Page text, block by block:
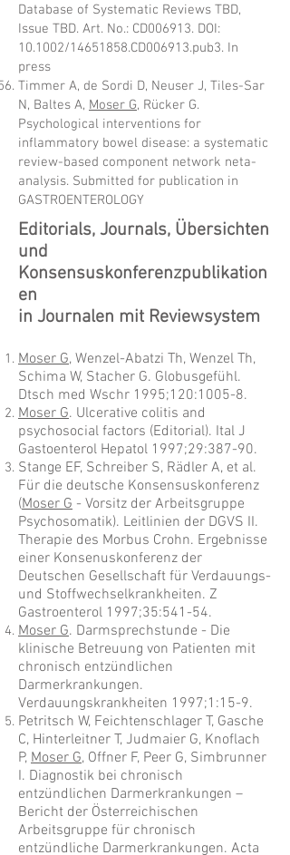
Database of Systematic Reviews TBD,
Issue TBD. Art. No.: CD006913. DOI:
10.1002/14651858.CD006913.pub3. In
press
Timmer A, de Sordi D, Neuser J, Tiles-Sar
N, Baltes A, Moser G, Rücker G.
Psychological interventions for
inflammatory bowel disease: a systematic
review-based component network neta-
analysis. Submitted for publication in
GASTROENTEROLOGY
Editorials, Journals, Übersichten
und
Konsensuskonferenzpublikation
en
in Journalen mit Reviewsystem
Moser G, Wenzel-Abatzi Th, Wenzel Th,
Schima W, Stacher G. Globusgefühl.
Dtsch med Wschr 1995;120:1005-8.
Moser G. Ulcerative colitis and
psychosocial factors (Editorial). Ital J
Gastoenterol Hepatol 1997;29:387-90.
Stange EF, Schreiber S, Rädler A, et al.
Für die deutsche Konsensuskonferenz
(Moser G - Vorsitz der Arbeitsgruppe
Psychosomatik). Leitlinien der DGVS II.
Therapie des Morbus Crohn. Ergebnisse
einer Konsenuskonferenz der
Deutschen Gesellschaft für Verdauungs-
und Stoffwechselkrankheiten. Z
Gastroenterol 1997;35:541-54.
Moser G. Darmsprechstunde - Die
klinische Betreuung von Patienten mit
chronisch entzündlichen
Darmerkrankungen.
Verdauungskrankheiten 1997;1:15-9.
Petritsch W, Feichtenschlager T, Gasche
C, Hinterleitner T, Judmaier G, Knoflach
P, Moser G, Offner F, Peer G, Simbrunner
I. Diagnostik bei chronisch
entzündlichen Darmerkrankungen –
Bericht der Österreichischen
Arbeitsgruppe für chronisch
entzündliche Darmerkrankungen. Acta